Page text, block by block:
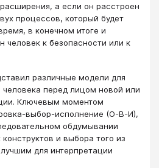
а если он расстроен
процессов, который будет
в конечном итоге и
человек к безопасности или к
различные модели для
перед лицом новой или
Ключевым моментом
выбор-исполнение (О-В-И),
обдумывании
и выбора того из
для интерпретации